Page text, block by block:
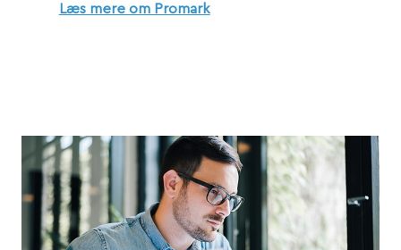
Læs mere om Promark